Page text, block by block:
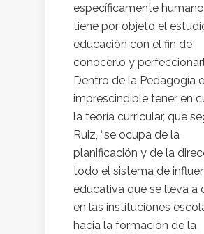
específicamente
tiene por objeto el
educación con el fin de
conocerlo y
Dentro de la Pedagogía
imprescindible tener en
la teoría curricular, que
Ruiz, “se ocupa de la
planificación y de la
todo el sistema de
educativa que se lleva a
en las instituciones
hacia la formación de la